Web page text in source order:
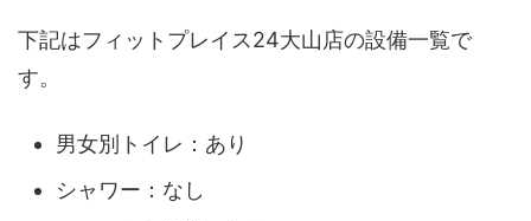
下記はフィットプレイス24大山店の設備一覧で
す。
男女別トイレ：あり
シャワー：なし